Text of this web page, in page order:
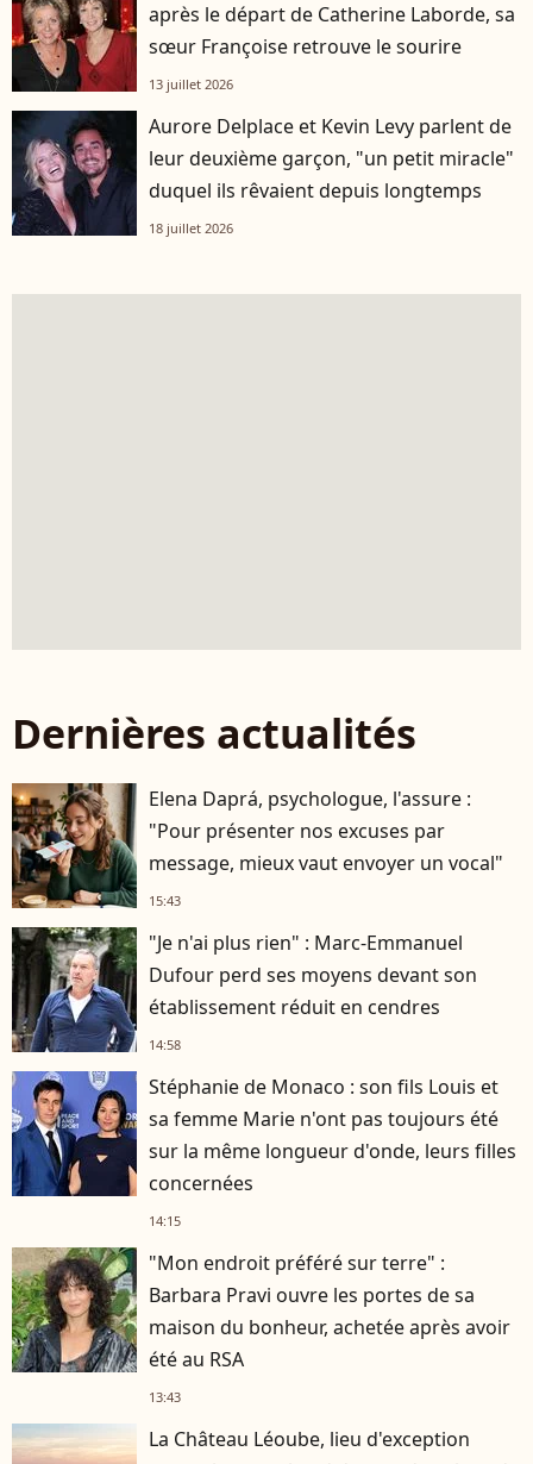
après le départ de Catherine Laborde, sa
sœur Françoise retrouve le sourire
13 juillet 2026
Aurore Delplace et Kevin Levy parlent de
leur deuxième garçon, "un petit miracle"
duquel ils rêvaient depuis longtemps
18 juillet 2026
Dernières actualités
Elena Daprá, psychologue, l'assure :
"Pour présenter nos excuses par
message, mieux vaut envoyer un vocal"
15:43
"Je n'ai plus rien" : Marc-Emmanuel
Dufour perd ses moyens devant son
établissement réduit en cendres
14:58
Stéphanie de Monaco : son fils Louis et
sa femme Marie n'ont pas toujours été
sur la même longueur d'onde, leurs filles
concernées
14:15
"Mon endroit préféré sur terre" :
Barbara Pravi ouvre les portes de sa
maison du bonheur, achetée après avoir
été au RSA
13:43
La Château Léoube, lieu d'exception